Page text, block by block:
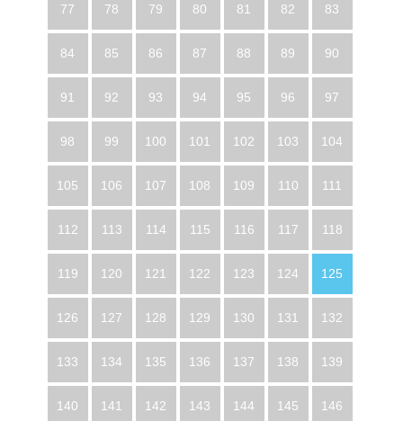
77 78 79 80 81 82 83
84 85 86 87 88 89 90
91 92 93 94 95 96 97
98 99 100 101 102 103 104
105 106 107 108 109 110 111
112 113 114 115 116 117 118
119 120 121 122 123 124 125
126 127 128 129 130 131 132
133 134 135 136 137 138 139
140 141 142 143 144 145 146